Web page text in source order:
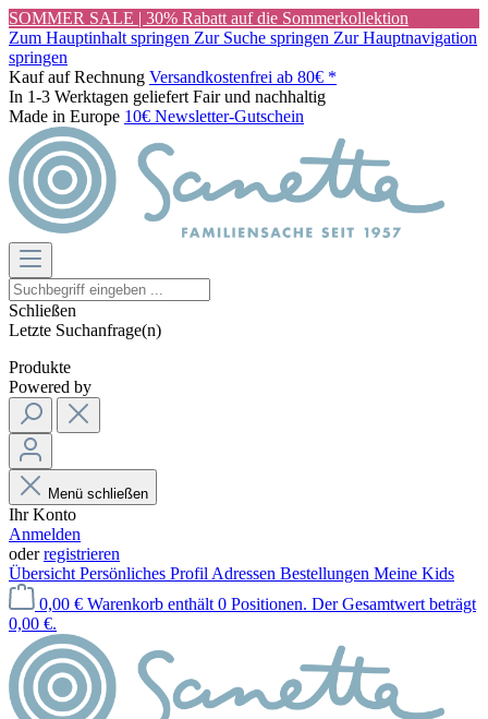
SOMMER SALE | 30% Rabatt auf die Sommerkollektion
Zum Hauptinhalt springen Zur Suche springen Zur Hauptnavigation
springen
Kauf auf Rechnung Versandkostenfrei ab 80€ *
In 1-3 Werktagen geliefert Fair und nachhaltig
Made in Europe 10€ Newsletter-Gutschein
Schließen
Letzte Suchanfrage(n)
Produkte
Powered by
Menü schließen
Ihr Konto
Anmelden
oderregistrieren
Übersicht Persönliches Profil Adressen Bestellungen Meine Kids
0,00 € Warenkorb enthält 0 Positionen. Der Gesamtwert beträgt
0,00 €.